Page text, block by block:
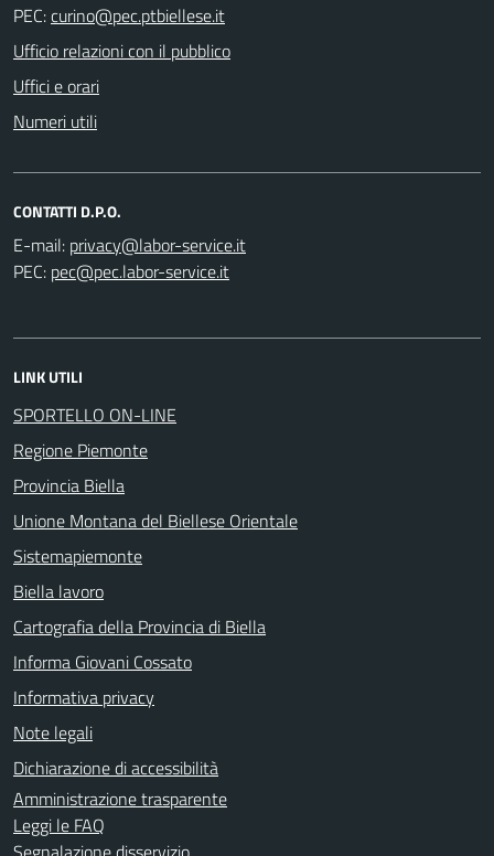
PEC:
Ufficio relazioni con il pubblico
Uffici e orari
Numeri utili
CONTATTI D.P.O.
E-mail:
PEC:
LINK UTILI
SPORTELLO ON-LINE
Regione Piemonte
Provincia Biella
Unione Montana del Biellese Orientale
Sistemapiemonte
Biella lavoro
Cartografia della Provincia di Biella
Informa Giovani Cossato
Informativa privacy
Note legali
Dichiarazione di accessibilità
Amministrazione trasparente
Leggi le FAQ